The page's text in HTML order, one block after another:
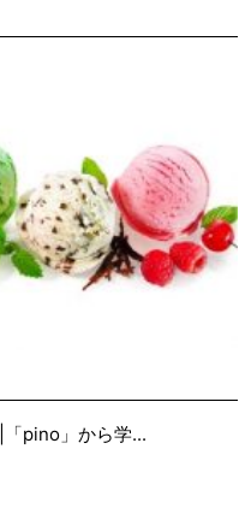
pino」から学...